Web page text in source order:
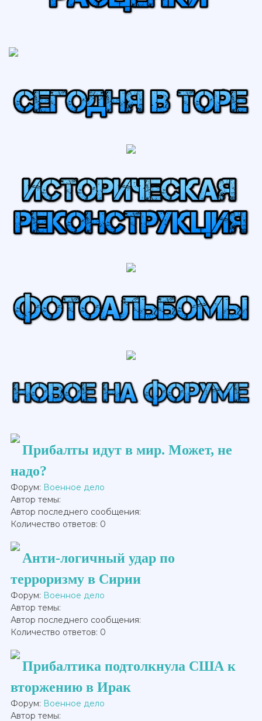
Прибалты идут в мир. Может, не
надо?
Форум: Военное дело
Автор темы:
Автор последнего сообщения:
Количество ответов: 0
Анти-логичный удар по
терроризму в Сирии
Форум: Военное дело
Автор темы:
Автор последнего сообщения:
Количество ответов: 0
Прибалтика подтолкнула США к
вторжению в Ирак
Форум: Военное дело
Автор темы: